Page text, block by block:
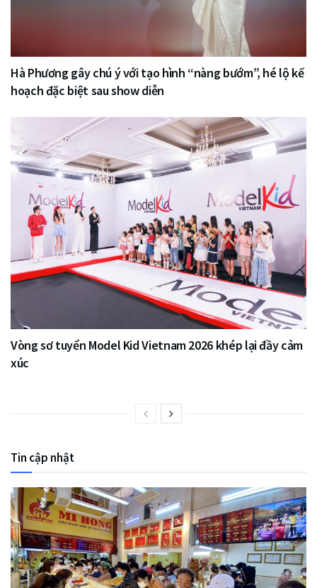
Hà Phương gây chú ý với tạo hình “nàng bướm”, hé lộ kế
hoạch đặc biệt sau show diễn
Vòng sơ tuyển Model Kid Vietnam 2026 khép lại đầy cảm
xúc
Tin cập nhật